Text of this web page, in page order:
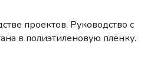
проектов. Руководство с
в полиэтиленовую плёнку.